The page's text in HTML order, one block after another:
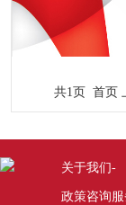
共1页 首页
关于我们
政策咨询